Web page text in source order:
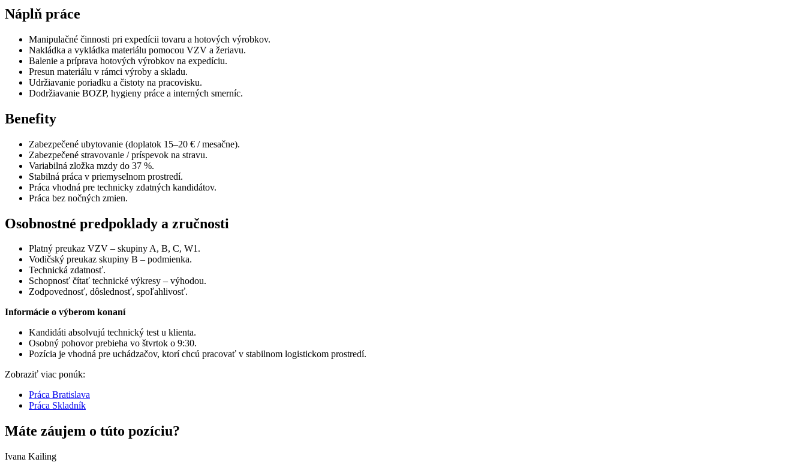
Náplň práce
Manipulačné činnosti pri expedícii tovaru a hotových výrobkov.
Nakládka a vykládka materiálu pomocou VZV a žeriavu.
Balenie a príprava hotových výrobkov na expedíciu.
Presun materiálu v rámci výroby a skladu.
Udržiavanie poriadku a čistoty na pracovisku.
Dodržiavanie BOZP, hygieny práce a interných smerníc.
Benefity
Zabezpečené ubytovanie (doplatok 15–20 € / mesačne).
Zabezpečené stravovanie / príspevok na stravu.
Variabilná zložka mzdy do 37 %.
Stabilná práca v priemyselnom prostredí.
Práca vhodná pre technicky zdatných kandidátov.
Práca bez nočných zmien.
Osobnostné predpoklady a zručnosti
Platný preukaz VZV – skupiny A, B, C, W1.
Vodičský preukaz skupiny B – podmienka.
Technická zdatnosť.
Schopnosť čítať technické výkresy – výhodou.
Zodpovednosť, dôslednosť, spoľahlivosť.
Informácie o výberom konaní
Kandidáti absolvujú technický test u klienta.
Osobný pohovor prebieha vo štvrtok o 9:30.
Pozícia je vhodná pre uchádzačov, ktorí chcú pracovať v stabilnom logistickom prostredí.
Zobraziť viac ponúk:
Práca Bratislava
Práca Skladník
Máte záujem o túto pozíciu?
Ivana Kailing